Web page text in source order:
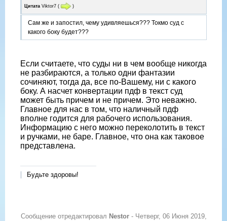
Цитата Viktor7 ( )
Сам же и запостил, чему удивляешься??? Токмо суд с
какого боку будет???
Если считаете, что суды ни в чем вообще никогда
не разбираются, а только одни фантазии
сочиняют, тогда да, все по-Вашему, ни с какого
боку. А насчет конвертации пдф в текст суд
может быть причем и не причем. Это неважно.
Главное для нас в том, что наличный пдф
вполне годится для рабочего использования.
Информацию с него можно переколотить в текст
и ручками, не баре. Главное, что она как таковое
представлена.
Будьте здоровы!
Сообщение отредактировал Nestor - Четверг, 06 Июня 2019,